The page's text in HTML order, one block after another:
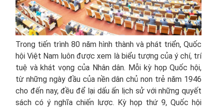
Trong tiến trình 80 năm hình thành và phát triển, Quốc
hội Việt Nam luôn được xem là biểu tượng của ý chí, trí
tuệ và khát vọng của Nhân dân. Mỗi kỳ họp Quốc hội,
từ những ngày đầu của nền dân chủ non trẻ năm 1946
cho đến nay, đều để lại dấu ấn lịch sử với những quyết
sách có ý nghĩa chiến lược. Kỳ họp thứ 9, Quốc hội